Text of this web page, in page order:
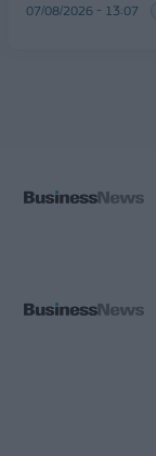
07/08/2026 - 13:07